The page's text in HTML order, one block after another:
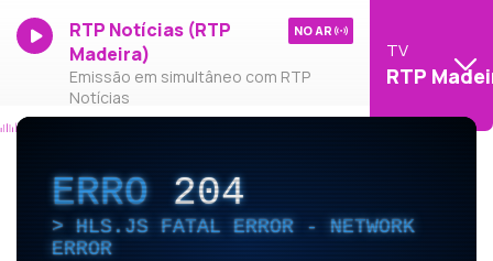
RTP Notícias (RTP
Madeira)
Emissão em simultâneo com RTP
Notícias
NO AR
TV
RTP
ERRO204
HLS.JS FATAL ERROR - NETWORK
ERROR